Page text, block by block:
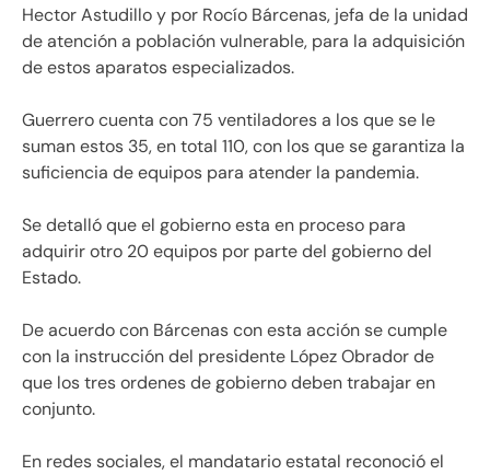
Hector Astudillo y por Rocío Bárcenas, jefa de la unidad
de atención a población vulnerable, para la adquisición
de estos aparatos especializados.
Guerrero cuenta con 75 ventiladores a los que se le
suman estos 35, en total 110, con los que se garantiza la
suficiencia de equipos para atender la pandemia.
Se detalló que el gobierno esta en proceso para
adquirir otro 20 equipos por parte del gobierno del
Estado.
De acuerdo con Bárcenas con esta acción se cumple
con la instrucción del presidente López Obrador de
que los tres ordenes de gobierno deben trabajar en
conjunto.
En redes sociales, el mandatario estatal reconoció el